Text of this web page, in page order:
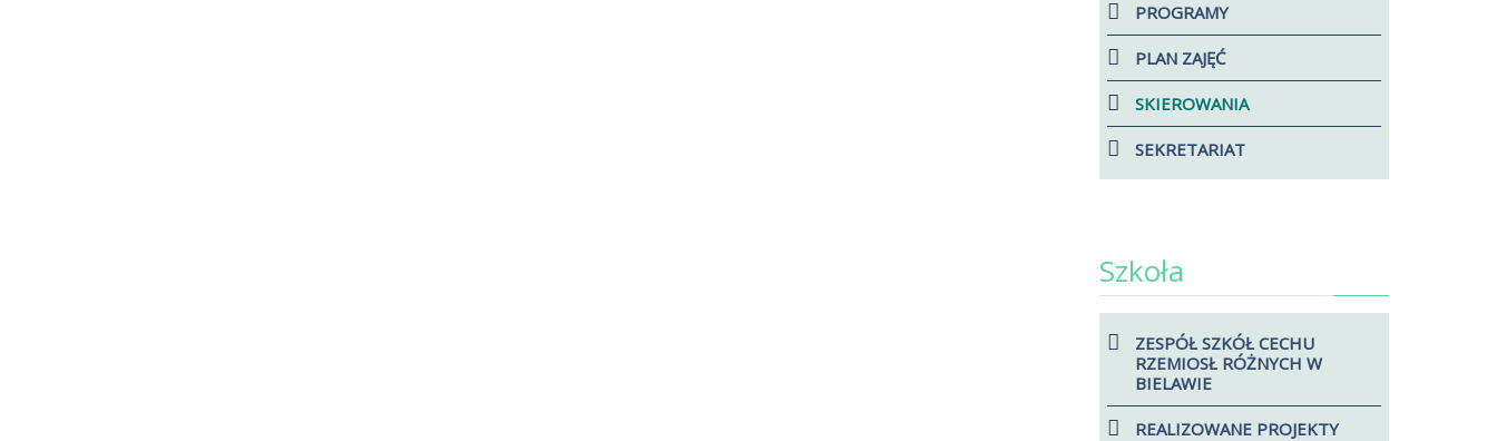
PROGRAMY
PLAN ZAJĘĆ
SKIEROWANIA
SEKRETARIAT
Szkoła
ZESPÓŁ SZKÓŁ CECHU
RZEMIOSŁ RÓŻNYCH W
BIELAWIE
REALIZOWANE PROJEKTY